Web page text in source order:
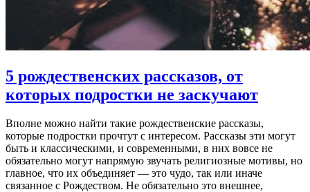
5 рождественских рассказов, от
которых подростки не заскучают
Вполне можно найти такие рождественские рассказы,
которые подростки прочтут с интересом. Рассказы эти могут
быть и классическими, и современными, в них вовсе не
обязательно могут напрямую звучать религиозные мотивы, но
главное, что их объединяет — это чудо, так или иначе
связанное с Рождеством. Не обязательно это внешнее,